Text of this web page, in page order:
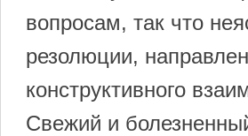
вопросам, так что
резолюции,
конструктивного
Свежий и